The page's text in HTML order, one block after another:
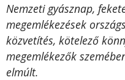
Nemzeti gyásznap,
megemlékezések
közvetítés, kötelező
megemlékezők
elmúlt.